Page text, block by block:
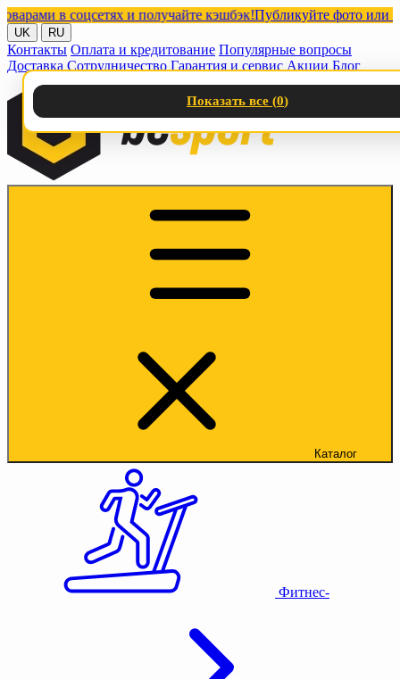
в соцсетях и получайте кэшбэк!Публикуйте фото или
UK RU
Контакты Оплата и кредитование Популярные вопросы
Доставка Сотрудничество Гарантия и сервис Акции Блог
Каталог
Фитнес-
Показать все (0)